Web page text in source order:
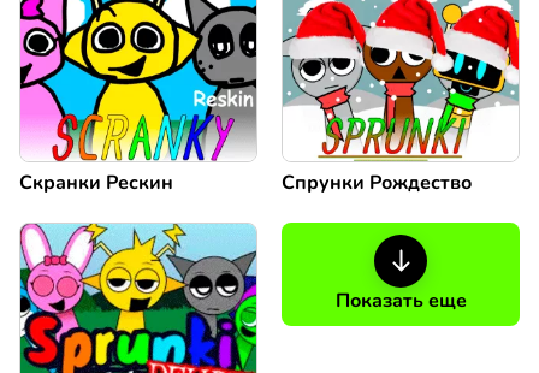
Скранки Рескин Спрунки Рождество
Показать еще